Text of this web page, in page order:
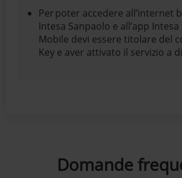
Per poter accedere all’internet
Intesa Sanpaolo e all’app
Mobile devi essere titolare del
Key e aver attivato il servizio a
Domande